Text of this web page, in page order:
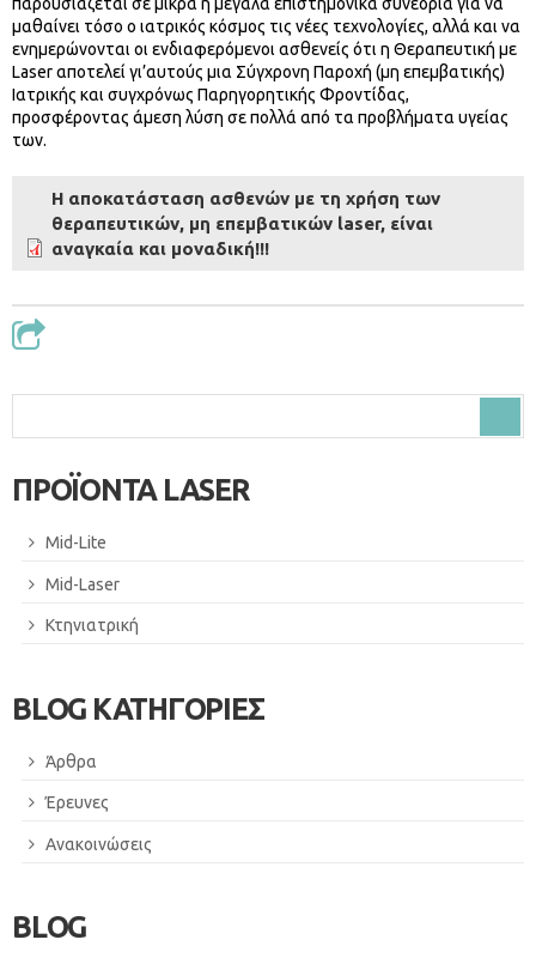
παρουσιάζεται σε μικρά ή μεγάλα επιστημονικά συνέδρια για να
μαθαίνει τόσο ο ιατρικός κόσμος τις νέες τεχνολογίες, αλλά και να
ενημερώνονται οι ενδιαφερόμενοι ασθενείς ότι η Θεραπευτική με
Laser αποτελεί γι’αυτούς μια Σύγχρονη Παροχή (μη επεμβατικής)
Ιατρικής και συγχρόνως Παρηγορητικής Φροντίδας,
προσφέροντας άμεση λύση σε πολλά από τα προβλήματα υγείας
των.
Η αποκατάσταση ασθενών με τη χρήση των
θεραπευτικών, μη επεμβατικών laser, είναι
αναγκαία και μοναδική!!!
ΠΡΟΪΟΝΤΑ LASER
Mid-Lite
Mid-Laser
Κτηνιατρική
BLOG ΚΑΤΗΓΟΡΙΕΣ
Άρθρα
Έρευνες
Ανακοινώσεις
BLOG